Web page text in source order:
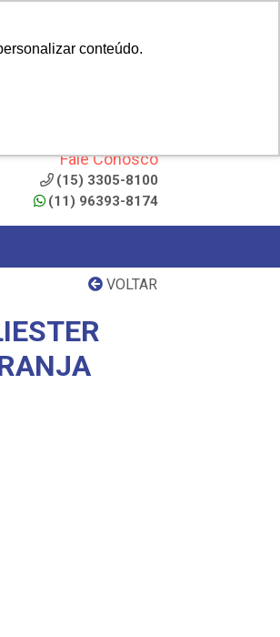
conteúdo.
Fale Conosco
(15) 3305-8100
(11) 96393-8174
VOLTAR